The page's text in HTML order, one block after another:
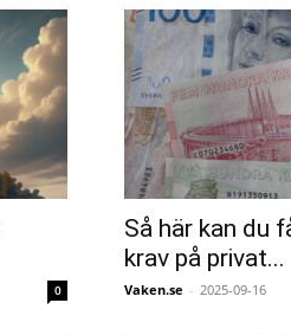
0
Så här kan du
krav på privat...
Vaken.se - 2025-09-16